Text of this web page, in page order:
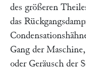
des größeren
das
Gang der
oder Geräusch der